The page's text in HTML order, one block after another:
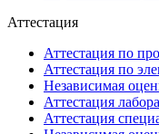
Аттестация
Аттестация по
Аттестация по
Независимая
Аттестация
Аттестация